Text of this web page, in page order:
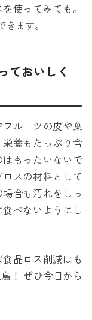
使ってみても。
ます。
ておいしく
ルーツの皮や葉
養もたっぷり含
もったいないで
スの材料として
合も汚れをしっ
べないようにし
品ロス削減はも
！ ぜひ今日から